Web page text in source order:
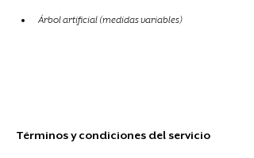
Árbol artificial (medidas variables)
Términos y condiciones del servicio